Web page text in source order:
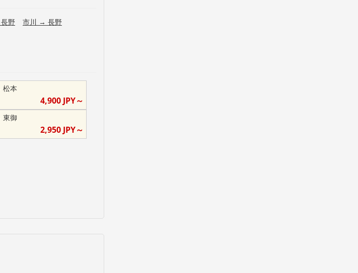
長野 市川 → 長野
松本
4,900 JPY～
東御
2,950 JPY～